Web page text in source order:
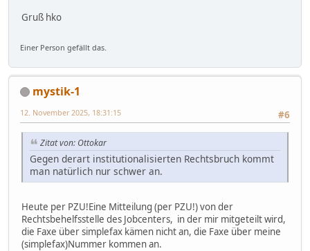
Gruß hko
Einer Person gefällt das.
mystik-1
#6
12. November 2025, 18:31:15
Zitat von: Ottokar
Gegen derart institutionalisierten Rechtsbruch kommt
man natürlich nur schwer an.
Heute per PZU!Eine Mitteilung (per PZU!) von der
Rechtsbehelfsstelle des Jobcenters, in der mir mitgeteilt wird,
die Faxe über simplefax kämen nicht an, die Faxe über meine
(simplefax)Nummer kommen an.